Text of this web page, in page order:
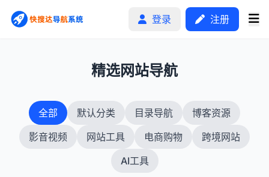
登录 注册
分类排行
申请收录
精选网站导航
全部 默认分类 目录导航
博客资源
影音视频
网站工具 电商购物
跨境网站
AI工具